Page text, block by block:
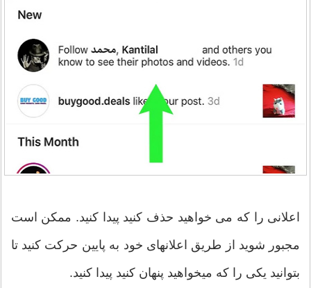
اعلانی را که می خواهید حذف کنید پیدا کنید. ممکن است
مجبور شوید از طریق اعلانهای خود به پایین حرکت کنید تا
بتوانید یکی را که میخواهید پنهان کنید پیدا کنید.